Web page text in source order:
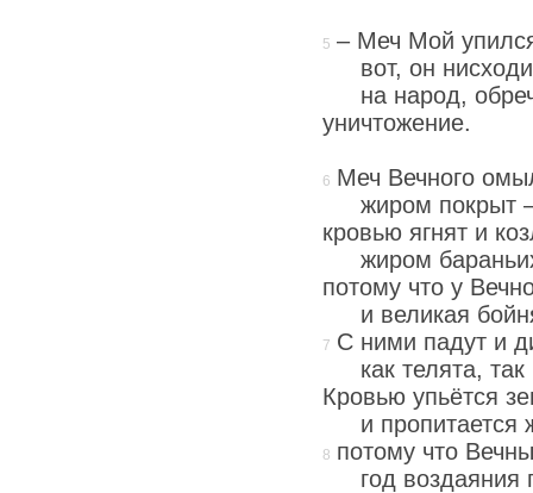
– Меч Мой
вот, он
на народ,
уничтожение.
Меч Вечного
жиром покрыт
кровью ягнят и
жиром
потому что у
и великая
С ними падут и
как телята,
Кровью упьётся
и
потому что
год